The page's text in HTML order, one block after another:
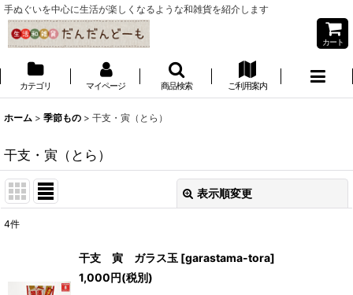
手ぬぐいを中心に生活が楽しくなるような和雑貨を紹介します
カート
カテゴリ マイページ 商品検索 ご利用案内
ホーム > 季節もの > 干支・寅（とら）
干支・寅（とら）
表示順変更
並び順 :
4件
干支 寅 ガラス玉 [garastama-tora]
1,000円(税別)